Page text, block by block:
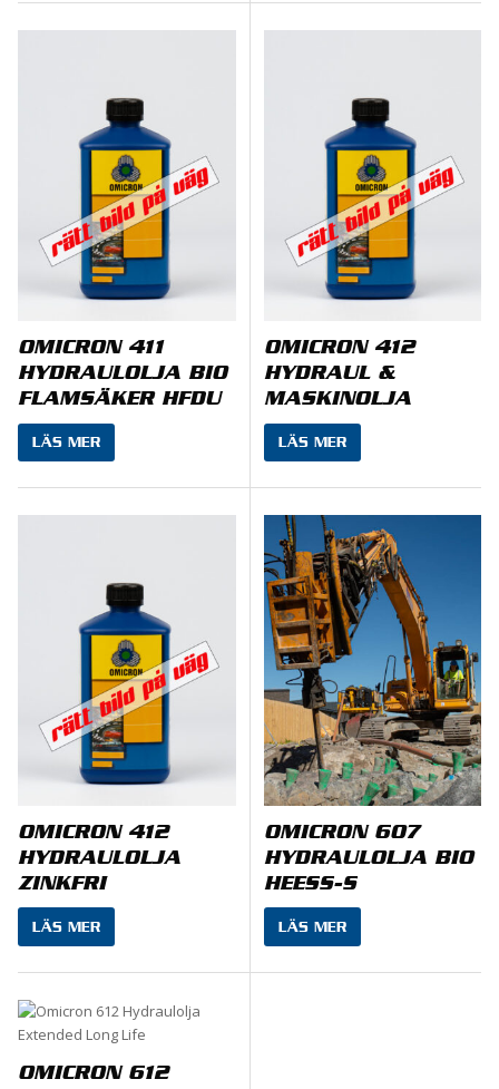
OMICRON 411
HYDRAULOLJA BIO
FLAMSÄKER HFDU
LÄS MER
OMICRON 412
HYDRAUL &
MASKINOLJA
LÄS MER
OMICRON 412
HYDRAULOLJA
ZINKFRI
LÄS MER
OMICRON 607
HYDRAULOLJA BIO
HEESS-S
LÄS MER
OMICRON 612